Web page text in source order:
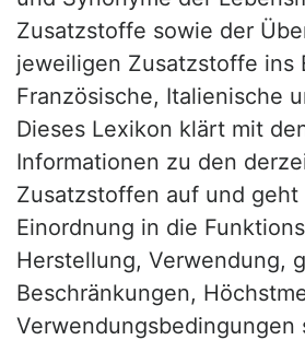
Zusatzstoffe sowie der
jeweiligen Zusatzstoffe ins
Französische, Italienische
Dieses Lexikon klärt mit
Informationen zu den
Zusatzstoffen auf und geht
Einordnung in die
Herstellung, Verwendung,
Beschränkungen,
Verwendungsbedingungen